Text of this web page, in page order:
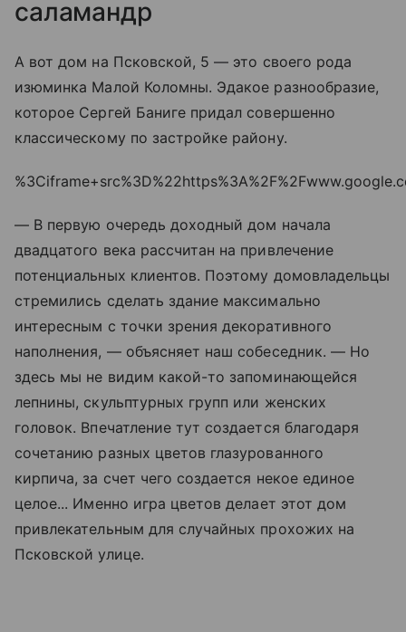
саламандр
А вот дом на Псковской, 5 — это своего рода
изюминка Малой Коломны. Эдакое разнообразие,
которое Сергей Баниге придал совершенно
классическому по застройке району.
— В первую очередь доходный дом начала
двадцатого века рассчитан на привлечение
потенциальных клиентов. Поэтому домовладельцы
стремились сделать здание максимально
интересным с точки зрения декоративного
наполнения, — объясняет наш собеседник. — Но
здесь мы не видим какой-то запоминающейся
лепнины, скульптурных групп или женских
головок. Впечатление тут создается благодаря
сочетанию разных цветов глазурованного
кирпича, за счет чего создается некое единое
целое... Именно игра цветов делает этот дом
привлекательным для случайных прохожих на
Псковской улице.